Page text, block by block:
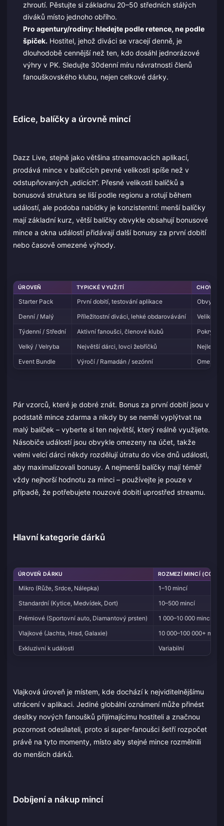
zhroutí. Pěstujte si základnu 20–50 středních stálých
diváků místo jednoho obřího.
Pro agentury/rodiny: hledejte podle retence, ne podle
špiček. Hostitel, jehož diváci se vracejí denně, je
dlouhodobě cennější než ten, kdo dosáhl jednorázové
výhry v PK. Sledujte 30denní míru návratnosti členů
fanouškovského klubu, nejen celkové dárky.
Edice, balíčky a úrovně mincí
Dazz Live, stejně jako většina streamovacích aplikací,
prodává mince v balíčcích pevné velikosti spíše než v
odstupňovaných „edicích“. Přesné velikosti balíčků a
bonusová struktura se liší podle regionu a rotují během
událostí, ale podoba nabídky je konzistentní: menší balíčky
mají základní kurz, větší balíčky obvykle obsahují bonusové
mince a okna událostí přidávají další bonusy za první dobití
nebo časově omezené výhody.
ÚROVEŇ TYPICKÉ VYUŽITÍ CHOVÁNÍ
Starter Pack První dobití, testování aplikace
Obvykle
Denní / Malý
Příležitostní diváci, lehké obdarovávání
Velikost
Týdenní / Střední
Aktivní fanoušci, členové klubů
Pokryje
Velký / Velryba
Největší dárci, lovci žebříčků
Nejlepší
Event Bundle
Výročí / Ramadán / sezónní
Pár vzorců, které je dobré znát. Bonus za první dobití jsou v
podstatě mince zdarma a nikdy by se neměl vyplýtvat na
malý balíček – vyberte si ten největší, který reálně využijete.
Násobiče událostí jsou obvykle omezeny na účet, takže
velmi velcí dárci někdy rozdělují útratu do více dnů události,
aby maximalizovali bonusy. A nejmenší balíčky mají téměř
vždy nejhorší hodnotu za minci – používejte je pouze v
případě, že potřebujete nouzové dobití uprostřed streamu.
Hlavní kategorie dárků
ÚROVEŇ DÁRKU ROZMEZÍ MINCÍ (CCA)
Mikro (Růže, Srdce, Nálepka)
1–10 mincí
Standardní (Kytice, Medvídek, Dort)
10–500 mincí
Prémiové (Sportovní auto, Diamantový prsten)
1 000–10 000 mincí
Vlajkové (Jachta, Hrad, Galaxie)
10 000–100 000+ mincí
Exkluzivní k události
Variabilní
Vlajková úroveň je místem, kde dochází k nejviditelnějšímu
utrácení v aplikaci. Jediné globální oznámení může přinést
desítky nových fanoušků přijímajícímu hostiteli a značnou
pozornost odesílateli, proto si super-fanoušci šetří rozpočet
právě na tyto momenty, místo aby stejné mince rozmělnili
do menších dárků.
Dobíjení a nákup mincí